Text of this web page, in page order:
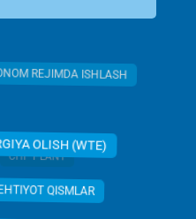
REJIMDA ISHLASH
CHP PLANT
OLISH (WTE)
QISMLAR